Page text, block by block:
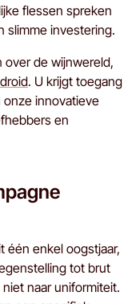
flessen spreken
slimme investering.
de wijnwereld,
. U krijgt toegang
innovatieve
en
één enkel oogstjaar,
tot brut
naar uniformiteit.